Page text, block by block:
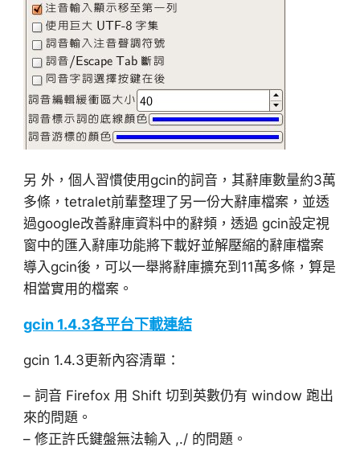
另 外，個人習慣使用gcin的詞音，其辭庫數量約3萬
多條，tetralet前輩整理了另一份大辭庫檔案，並透
過google改善辭庫資料中的辭頻，透過 gcin設定視
窗中的匯入辭庫功能將下載好並解壓縮的辭庫檔案
導入gcin後，可以一舉將辭庫擴充到11萬多條，算是
相當實用的檔案。
gcin 1.4.3各平台下載連結
gcin 1.4.3更新內容清單：
– 詞音 Firefox 用 Shift 切到英數仍有 window 跑出
來的問題。
– 修正許氏鍵盤無法輸入 ,./ 的問題。